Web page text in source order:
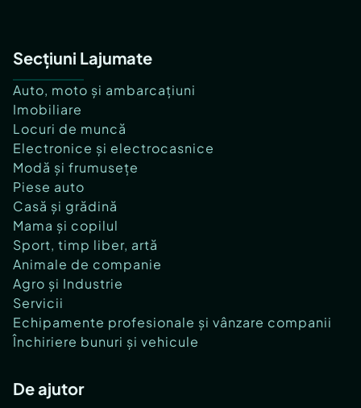
Secțiuni Lajumate
Auto, moto și ambarcațiuni
Imobiliare
Locuri de muncă
Electronice și electrocasnice
Modă și frumusețe
Piese auto
Casă și grădină
Mama și copilul
Sport, timp liber, artă
Animale de companie
Agro și Industrie
Servicii
Echipamente profesionale și vânzare companii
Închiriere bunuri și vehicule
De ajutor